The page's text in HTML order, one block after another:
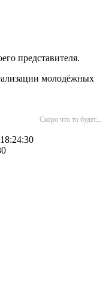
представителя.
молодёжных
Скоро что то будет...